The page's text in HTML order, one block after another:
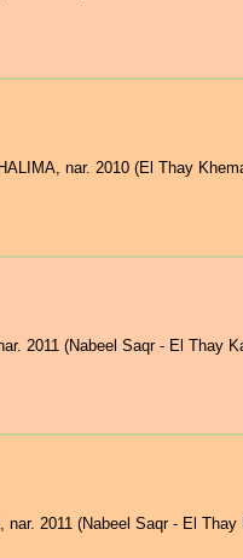
nar. 2010 (El Thay
2011 (Nabeel Saqr - El Thay
2011 (Nabeel Saqr - El Thay